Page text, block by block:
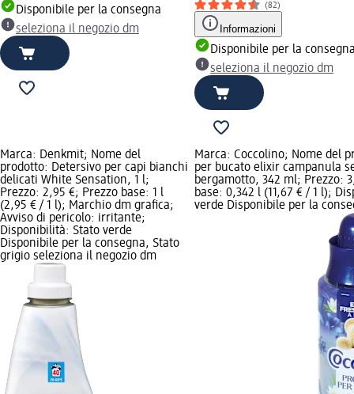
Disponibile per la consegna
seleziona il negozio dm
(82)
Informazioni
Disponibile per la
seleziona il negozio dm
Marca: Denkmit; Nome del
prodotto: Detersivo per capi bianchi
delicati White Sensation, 1 l;
Prezzo: 2,95 €; Prezzo base: 1 l
(2,95 € / 1 l); Marchio dm grafica;
Avviso di pericolo: irritante;
Disponibilità: Stato verde
Disponibile per la consegna, Stato
grigio seleziona il negozio dm
Marca: Coccolino; Nome del
per bucato elixir campanula
bergamotto, 342 ml; Prezzo:
base: 0,342 l (11,67 € / 1 l);
verde Disponibile per la